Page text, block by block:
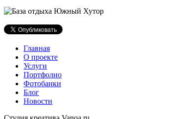
Главная
О проекте
Услуги
Портфолио
Фотобанки
Блог
Новости